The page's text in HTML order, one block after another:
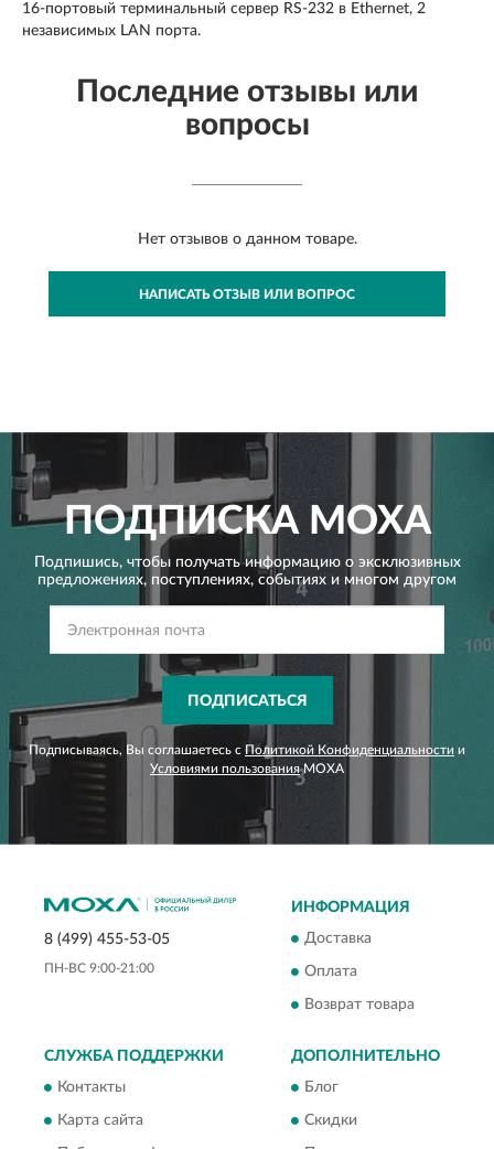
16-портовый терминальный сервер RS-232 в Ethernet, 2
независимых LAN порта.
Последние отзывы или
вопросы
Нет отзывов о данном товаре.
НАПИСАТЬ ОТЗЫВ ИЛИ ВОПРОС
ПОДПИСКАMOXA
Подпишись, чтобы получать информацию о эксклюзивных
предложениях, поступлениях, событиях и многом другом
ПОДПИСАТЬСЯ
Подписываясь, Вы соглашаетесь с Политикой Конфиденциальности и
Условиями пользованияMOXA
8 (499) 455-53-05
ПН-ВС 9:00-21:00
ИНФОРМАЦИЯ
Доставка
Оплата
Возврат товара
СЛУЖБА ПОДДЕРЖКИ
Контакты
Карта сайта
ДОПОЛНИТЕЛЬНО
Блог
Скидки